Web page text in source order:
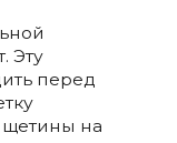
Эту
перед
щетины на